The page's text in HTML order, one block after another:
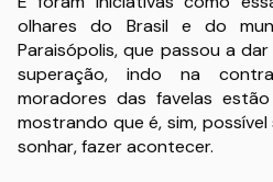
olhares do Brasil e do
Paraisópolis, que passou a
superação, indo na
moradores das favelas estão
mostrando que é, sim,
sonhar, fazer acontecer.